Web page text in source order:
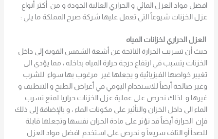
افضل مواد العزل المائي و الحراري العالية الجودة و من أكثر أنواع
عزل الخزنات شيوعاً التي تعمل عليها شركة صرح المملكة ما يلي :
العزل الحراري لخزانات المياه
حيث أن تسريب الحرارة الناتجة عن أشعة الشمس القوية إلى داخل
الخزنات يتسبب في ارتفاع درجة حرارة المياه بداخله ، مما يؤدي الى
تغيير خواصها الفيزيائية و يجعلها غير مرغوب بها سواء للشرب
وغير صالحة أيضاً للاستخدام اليومي في أغراض الطبخ و التنظيف و
غيرها و لذلك نحرص على عملية عزل الخزنات حراريا لمنع تسرب
الماء الى داخل الخزان والتأثير على مكونات الماء ، و بالإضافة إلى ذلك
فإن الحرارة أيضاً قد تؤثر على مادة الخزان نفسها وتجعلها قابلة
للصدأ أو التلف سريعاً و نحرص على استخدم افضل مواد العزل